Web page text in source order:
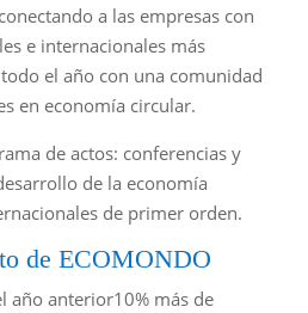
a las empresas con
e internacionales más
el año con una comunidad
en economía circular.
de actos: conferencias y
de la economía
de primer orden.
de ECOMONDO
año anterior10% más de